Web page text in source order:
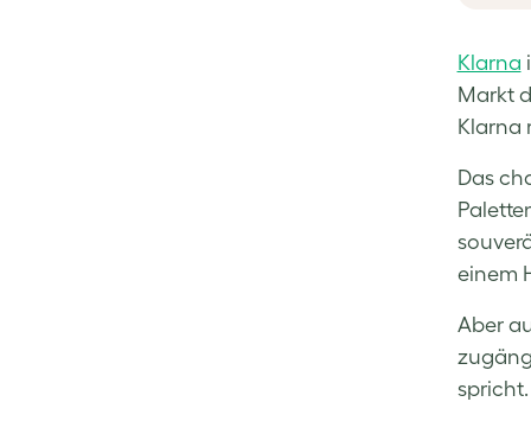
Klarna
Markt
Klarna
Das
einem
Aber